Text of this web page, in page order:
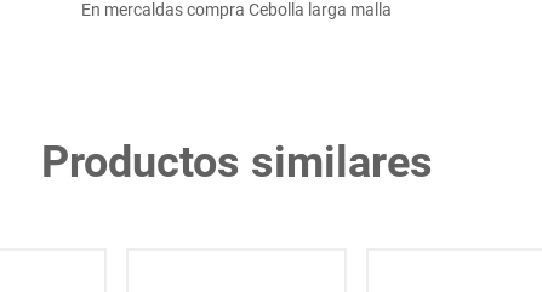
En mercaldas compra Cebolla larga malla
Productos similares